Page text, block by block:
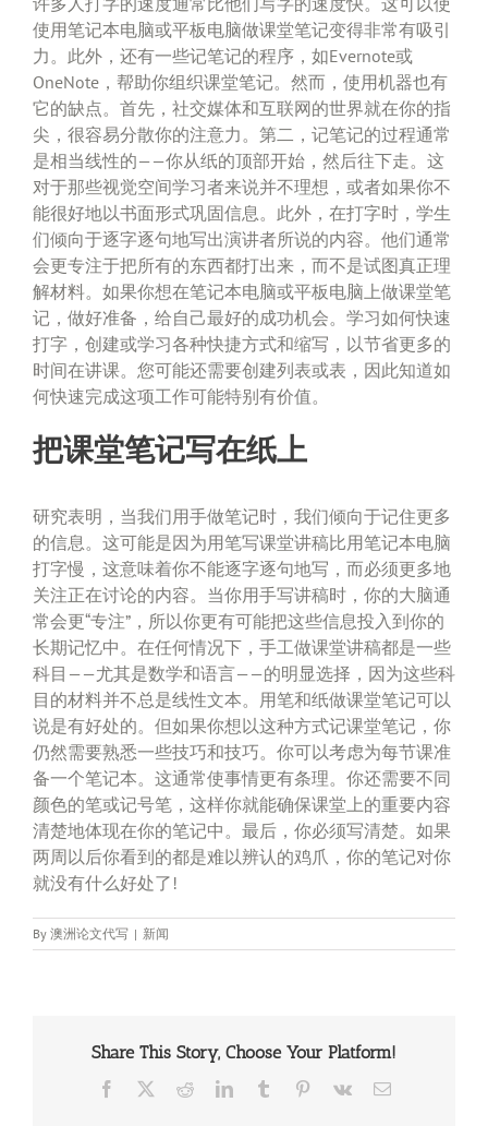
使用笔记本电脑或平板电脑做课堂笔记变得非常有吸引
力。此外，还有一些记笔记的程序，如Evernote或
OneNote，帮助你组织课堂笔记。然而，使用机器也有
它的缺点。首先，社交媒体和互联网的世界就在你的指
尖，很容易分散你的注意力。第二，记笔记的过程通常
是相当线性的——你从纸的顶部开始，然后往下走。这
对于那些视觉空间学习者来说并不理想，或者如果你不
能很好地以书面形式巩固信息。此外，在打字时，学生
们倾向于逐字逐句地写出演讲者所说的内容。他们通常
会更专注于把所有的东西都打出来，而不是试图真正理
解材料。如果你想在笔记本电脑或平板电脑上做课堂笔
记，做好准备，给自己最好的成功机会。学习如何快速
打字，创建或学习各种快捷方式和缩写，以节省更多的
时间在讲课。您可能还需要创建列表或表，因此知道如
何快速完成这项工作可能特别有价值。
把课堂笔记写在纸上
研究表明，当我们用手做笔记时，我们倾向于记住更多
的信息。这可能是因为用笔写课堂讲稿比用笔记本电脑
打字慢，这意味着你不能逐字逐句地写，而必须更多地
关注正在讨论的内容。当你用手写讲稿时，你的大脑通
常会更“专注”，所以你更有可能把这些信息投入到你的
长期记忆中。在任何情况下，手工做课堂讲稿都是一些
科目——尤其是数学和语言——的明显选择，因为这些科
目的材料并不总是线性文本。用笔和纸做课堂笔记可以
说是有好处的。但如果你想以这种方式记课堂笔记，你
仍然需要熟悉一些技巧和技巧。你可以考虑为每节课准
备一个笔记本。这通常使事情更有条理。你还需要不同
颜色的笔或记号笔，这样你就能确保课堂上的重要内容
清楚地体现在你的笔记中。最后，你必须写清楚。如果
两周以后你看到的都是难以辨认的鸡爪，你的笔记对你
就没有什么好处了!
By 澳洲论文代写 | 新闻
Share This Story, Choose Your Platform!
Facebook RedditLinkedInTumblr Pinterest
Vk Email